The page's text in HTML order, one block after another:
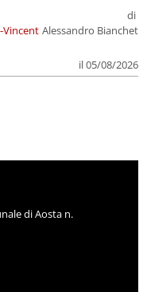
Vincent
di
Alessandro Bianchet
il 05/08/2026
di Aosta n.